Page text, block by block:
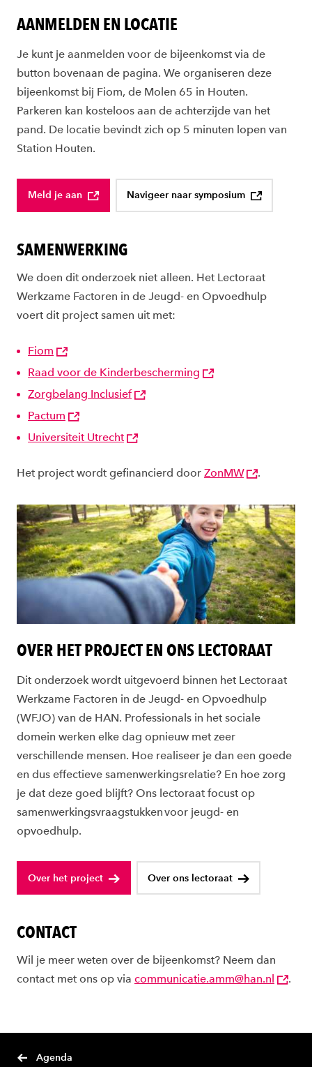
AANMELDEN EN LOCATIE
Je kunt je aanmelden voor de bijeenkomst via de
button bovenaan de pagina. We organiseren deze
bijeenkomst bij Fiom, de Molen 65 in Houten.
Parkeren kan kosteloos aan de achterzijde van het
pand. De locatie bevindt zich op 5 minuten lopen van
Station Houten.
Meld je aan Navigeer naar symposium
SAMENWERKING
We doen dit onderzoek niet alleen. Het Lectoraat
Werkzame Factoren in de Jeugd- en Opvoedhulp
voert dit project samen uit met:
Fiom
Raad voor de Kinderbescherming
Zorgbelang Inclusief
Pactum
Universiteit Utrecht
Het project wordt gefinancierd door ZonMW .
OVER HET PROJECT EN ONS LECTORAAT
Dit onderzoek wordt uitgevoerd binnen het Lectoraat
Werkzame Factoren in de Jeugd- en Opvoedhulp
(WFJO) van de HAN. Professionals in het sociale
domein werken elke dag opnieuw met zeer
verschillende mensen. Hoe realiseer je dan een goede
en dus effectieve samenwerkingsrelatie? En hoe zorg
je dat deze goed blijft? Ons lectoraat focust op
samenwerkingsvraagstukken voor jeugd- en
opvoedhulp.
Over het project Over ons lectoraat
CONTACT
Wil je meer weten over de bijeenkomst? Neem dan
contact met ons op via communicatie.amm@han.nl .
Agenda